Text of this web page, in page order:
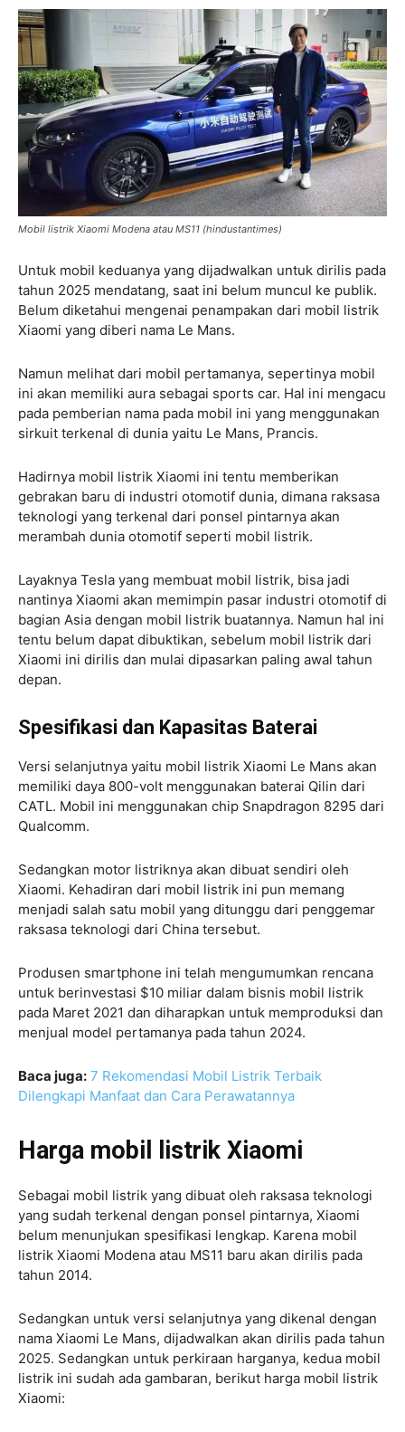
Mobil listrik Xiaomi Modena atau MS11 (hindustantimes)
Untuk mobil keduanya yang dijadwalkan untuk dirilis pada
tahun 2025 mendatang, saat ini belum muncul ke publik.
Belum diketahui mengenai penampakan dari mobil listrik
Xiaomi yang diberi nama Le Mans.
Namun melihat dari mobil pertamanya, sepertinya mobil
ini akan memiliki aura sebagai sports car. Hal ini mengacu
pada pemberian nama pada mobil ini yang menggunakan
sirkuit terkenal di dunia yaitu Le Mans, Prancis.
Hadirnya mobil listrik Xiaomi ini tentu memberikan
gebrakan baru di industri otomotif dunia, dimana raksasa
teknologi yang terkenal dari ponsel pintarnya akan
merambah dunia otomotif seperti mobil listrik.
Layaknya Tesla yang membuat mobil listrik, bisa jadi
nantinya Xiaomi akan memimpin pasar industri otomotif di
bagian Asia dengan mobil listrik buatannya. Namun hal ini
tentu belum dapat dibuktikan, sebelum mobil listrik dari
Xiaomi ini dirilis dan mulai dipasarkan paling awal tahun
depan.
Spesifikasi dan Kapasitas Baterai
Versi selanjutnya yaitu mobil listrik Xiaomi Le Mans akan
memiliki daya 800-volt menggunakan baterai Qilin dari
CATL. Mobil ini menggunakan chip Snapdragon 8295 dari
Qualcomm.
Sedangkan motor listriknya akan dibuat sendiri oleh
Xiaomi. Kehadiran dari mobil listrik ini pun memang
menjadi salah satu mobil yang ditunggu dari penggemar
raksasa teknologi dari China tersebut.
Produsen smartphone ini telah mengumumkan rencana
untuk berinvestasi $10 miliar dalam bisnis mobil listrik
pada Maret 2021 dan diharapkan untuk memproduksi dan
menjual model pertamanya pada tahun 2024.
Baca juga: 7 Rekomendasi Mobil Listrik Terbaik
Dilengkapi Manfaat dan Cara Perawatannya
Harga mobil listrik Xiaomi
Sebagai mobil listrik yang dibuat oleh raksasa teknologi
yang sudah terkenal dengan ponsel pintarnya, Xiaomi
belum menunjukan spesifikasi lengkap. Karena mobil
listrik Xiaomi Modena atau MS11 baru akan dirilis pada
tahun 2014.
Sedangkan untuk versi selanjutnya yang dikenal dengan
nama Xiaomi Le Mans, dijadwalkan akan dirilis pada tahun
2025. Sedangkan untuk perkiraan harganya, kedua mobil
listrik ini sudah ada gambaran, berikut harga mobil listrik
Xiaomi: